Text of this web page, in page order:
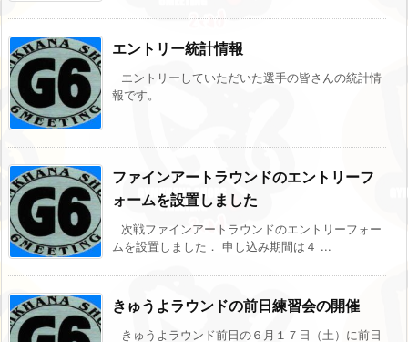
エントリー統計情報
エントリーしていただいた選手の皆さんの統計情
報です。
ファインアートラウンドのエントリーフ
ォームを設置しました
次戦ファインアートラウンドのエントリーフォー
ムを設置しました． 申し込み期間は４ ...
きゅうよラウンドの前日練習会の開催
きゅうよラウンド前日の６月１７日（土）に前日